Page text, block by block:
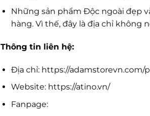
Những sản phẩm Độc ngoài đẹp
hàng. Vì thế, đây là địa chỉ không
Thông tin liên hệ:
Địa chỉ: https://adamstorevn.com/
Website: https://atino.vn/
Fanpage: